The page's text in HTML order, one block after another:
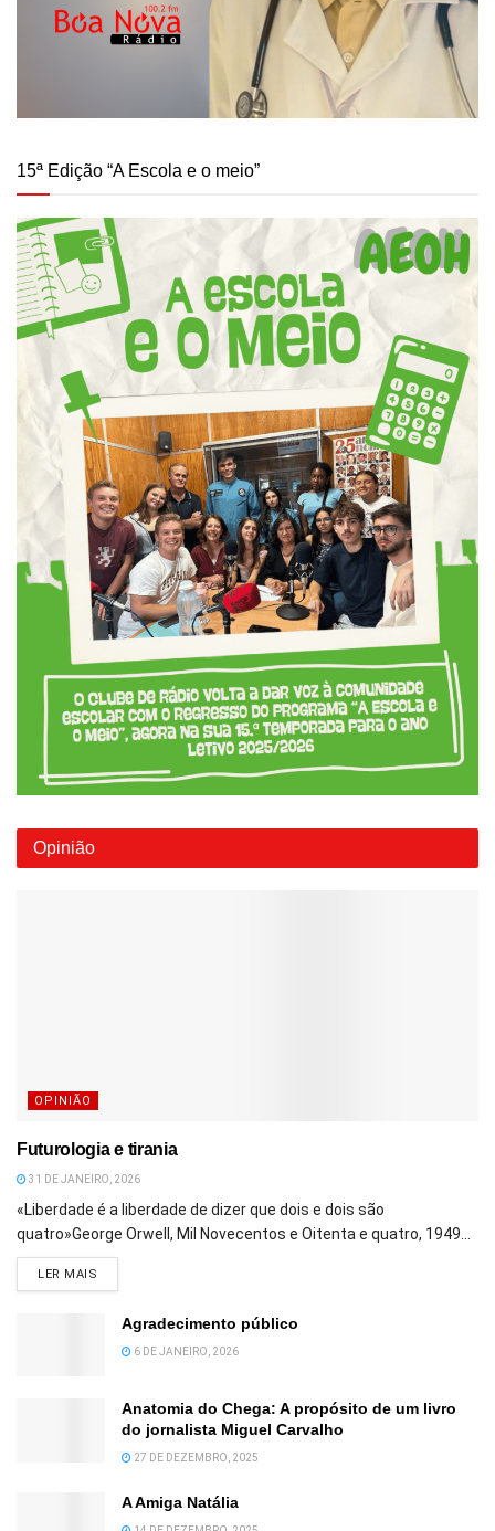
15ª Edição “A Escola e o meio”
Opinião
OPINIÃO
Futurologia e tirania
31 DE JANEIRO, 2026
«Liberdade é a liberdade de dizer que dois e dois são
quatro»George Orwell, Mil Novecentos e Oitenta e quatro, 1949...
LER MAIS
Agradecimento público
6 DE JANEIRO, 2026
Anatomia do Chega: A propósito de um livro
do jornalista Miguel Carvalho
27 DE DEZEMBRO, 2025
A Amiga Natália